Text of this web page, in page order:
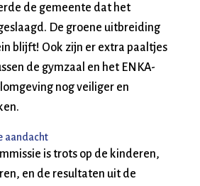
de gemeente dat het
De groene uitbreiding
blijft! Ook zijn er extra paaltjes
de gymzaal en het ENKA-
nog veiliger en
aandacht
is trots op de kinderen,
en de resultaten uit de